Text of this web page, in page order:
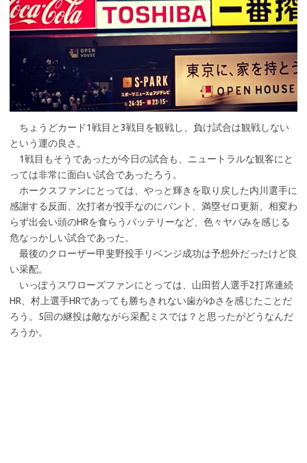
ちょうどカード1戦目と3戦目を観戦し、負け試合は観戦しない
という運の良さ。
1戦目もそうであったが今日の試合も、ニュートラルな観客にと
っては非常に面白い試合であったろう。
ホークスファンにとっては、やっと輝きを取り戻した内川選手に
感謝する反面、次打者が投手なのにバント、満塁ゼロ更新、相変わ
らず出会い頭のHRを食らうバッテリーなど、色々ヤバみを感じる
危なっかしい試合であった。
最後のクローザー甲斐野投手リベンジ成功は予想外だったけど良
い采配。
いっぽうスワローズファンにとっては、山田哲人選手2打席連続
HR、村上選手HRであっても勝ちきれない歯がゆさを感じたことだ
ろう。5回の継投は敵ながら采配ミスでは？と思ったがどうなんだ
ろうか。